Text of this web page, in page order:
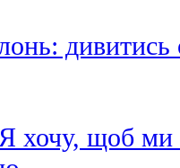
дивитись
хочу, щоб ми